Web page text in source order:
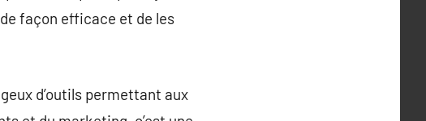
façon efficace et de les
d’outils permettant aux